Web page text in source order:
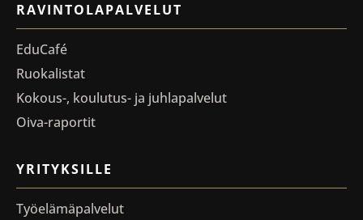
RAVINTOLAPALVELUT
EduCafé
Ruokalistat
Kokous-, koulutus- ja juhlapalvelut
Oiva-raportit
YRITYKSILLE
Työelämäpalvelut